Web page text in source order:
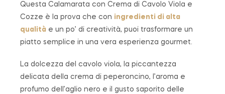
Questa Calamarata con Crema di Cavolo Viola e
Cozze è la prova che con ingredienti di alta
qualità e un po’ di creatività, puoi trasformare un
piatto semplice in una vera esperienza gourmet.
La dolcezza del cavolo viola, la piccantezza
delicata della crema di peperoncino, l’aroma e
profumo dell’aglio nero e il gusto saporito delle